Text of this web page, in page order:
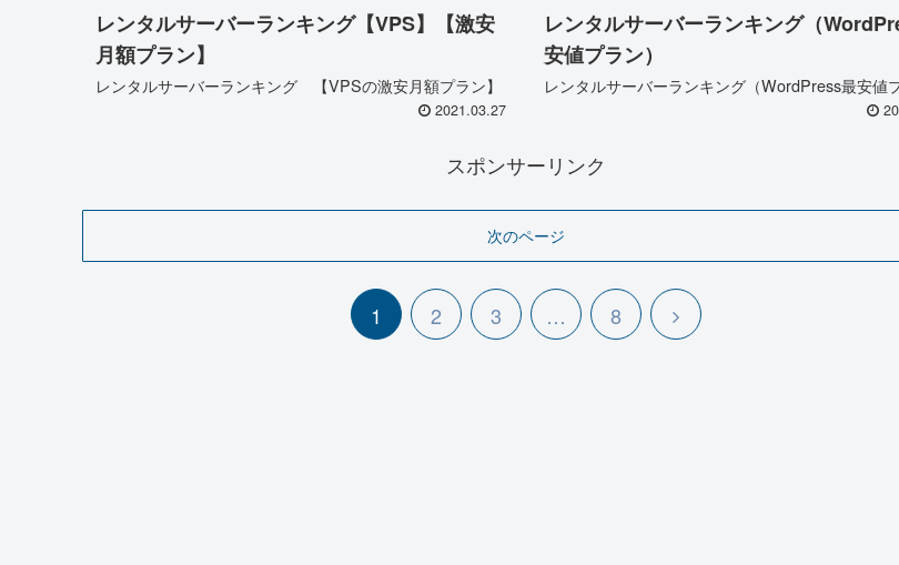
レンタルサーバーランキング【VPS】【激安
月額プラン】
レンタルサーバーランキング 【VPSの激安月額プラン】
2021.03.27
レンタルサーバーランキング（
安値プラン）
レンタルサーバーランキング（WordPress最安値
スポンサーリンク
次のページ
1 2 3 … 8